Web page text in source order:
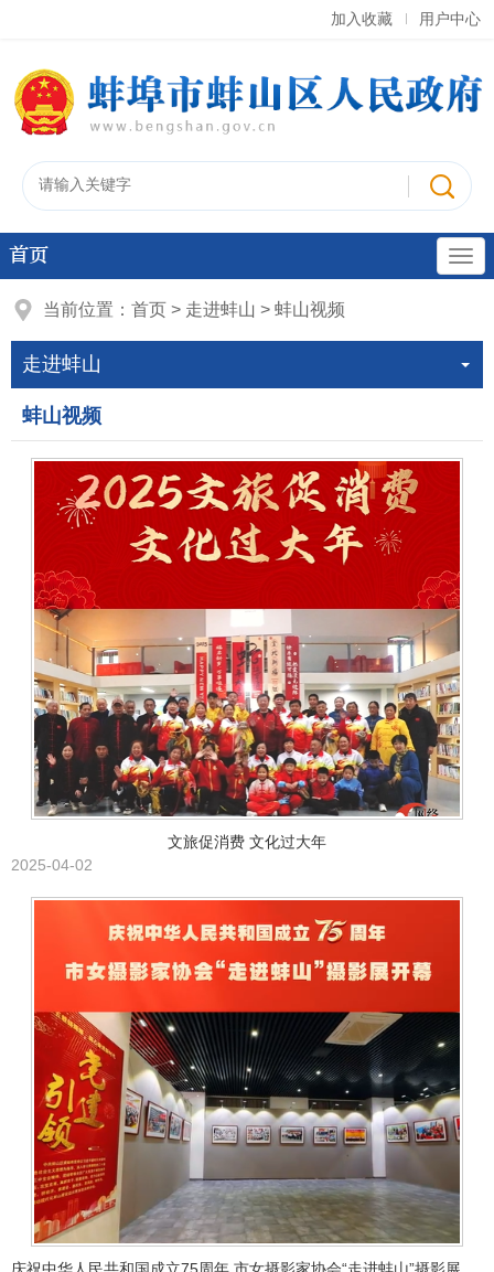
加入收藏 用户中心
首页
当前位置： 首页 > 走进蚌山 > 蚌山视频
走进蚌山
蚌山视频
文旅促消费 文化过大年
2025-04-02